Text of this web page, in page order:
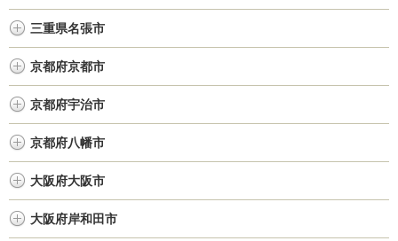
三重県名張市
京都府京都市
京都府宇治市
京都府八幡市
大阪府大阪市
大阪府岸和田市